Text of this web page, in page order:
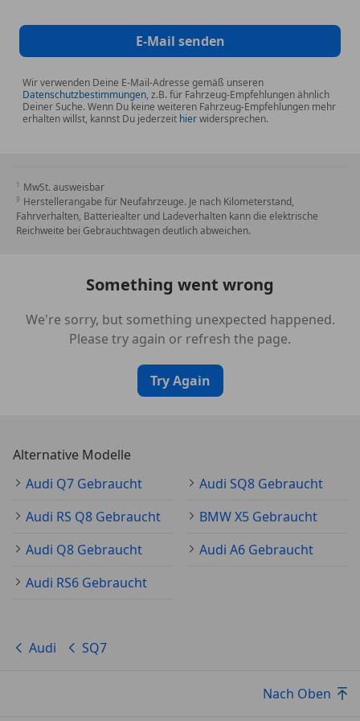
Reserverad
Schaltwippen
Scheinwerferreinigung
Sommerreifen
Sprachsteuerung
E-Mail senden
Wir verwenden Deine E-Mail-Adresse gemäß unseren
Datenschutzbestimmungen, z.B. für Fahrzeug-Empfehlungen ähnlich
Deiner Suche. Wenn Du keine weiteren Fahrzeug-Empfehlungen mehr
erhalten willst, kannst Du jederzeit hierwidersprechen.
MwSt. ausweisbar
Herstellerangabe für Neufahrzeuge. Je nach Kilometerstand,
Fahrverhalten, Batteriealter und Ladeverhalten kann die elektrische
Reichweite bei Gebrauchtwagen deutlich abweichen.
Something went wrong
We're sorry, but something unexpected happened.
Please try again or refresh the page.
Try Again
Alternative Modelle
Audi Q7 Gebraucht
Audi SQ8 Gebraucht
Audi RS Q8 Gebraucht
BMW X5 Gebraucht
Audi Q8 Gebraucht
Audi A6 Gebraucht
Audi RS6 Gebraucht
Audi SQ7
Nach Oben